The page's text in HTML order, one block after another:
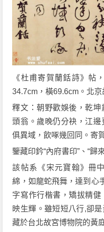
《杜甫寄賀蘭銛詩》帖，
34.7cm，橫69.6cm。北
釋文：朝野歡娛後，乾
頭翁。歲晚仍分袂，江邊
俱異域，飲啄幾回同。寄
鑒藏印鈐“內府書印”、“歸
該帖系《宋元寶翰》冊
綿，如龍蛇飛舞，達到心
字寫作行楷書，矯拔精健
映生輝。雖短短八行,卻
藏於台北故宮博物院的黃